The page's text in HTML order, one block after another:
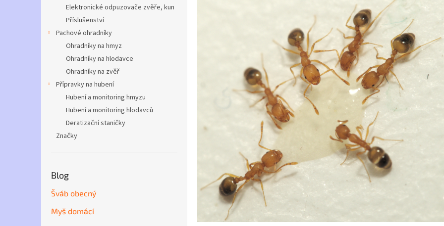
Elektronické odpuzovače zvěře, kun
Příslušenství
Pachové ohradníky
Ohradníky na hmyz
Ohradníky na hlodavce
Ohradníky na zvěř
Přípravky na hubení
Hubení a monitoring hmyzu
Hubení a monitoring hlodavců
Deratizační staničky
Značky
Blog
Šváb obecný
Myš domácí